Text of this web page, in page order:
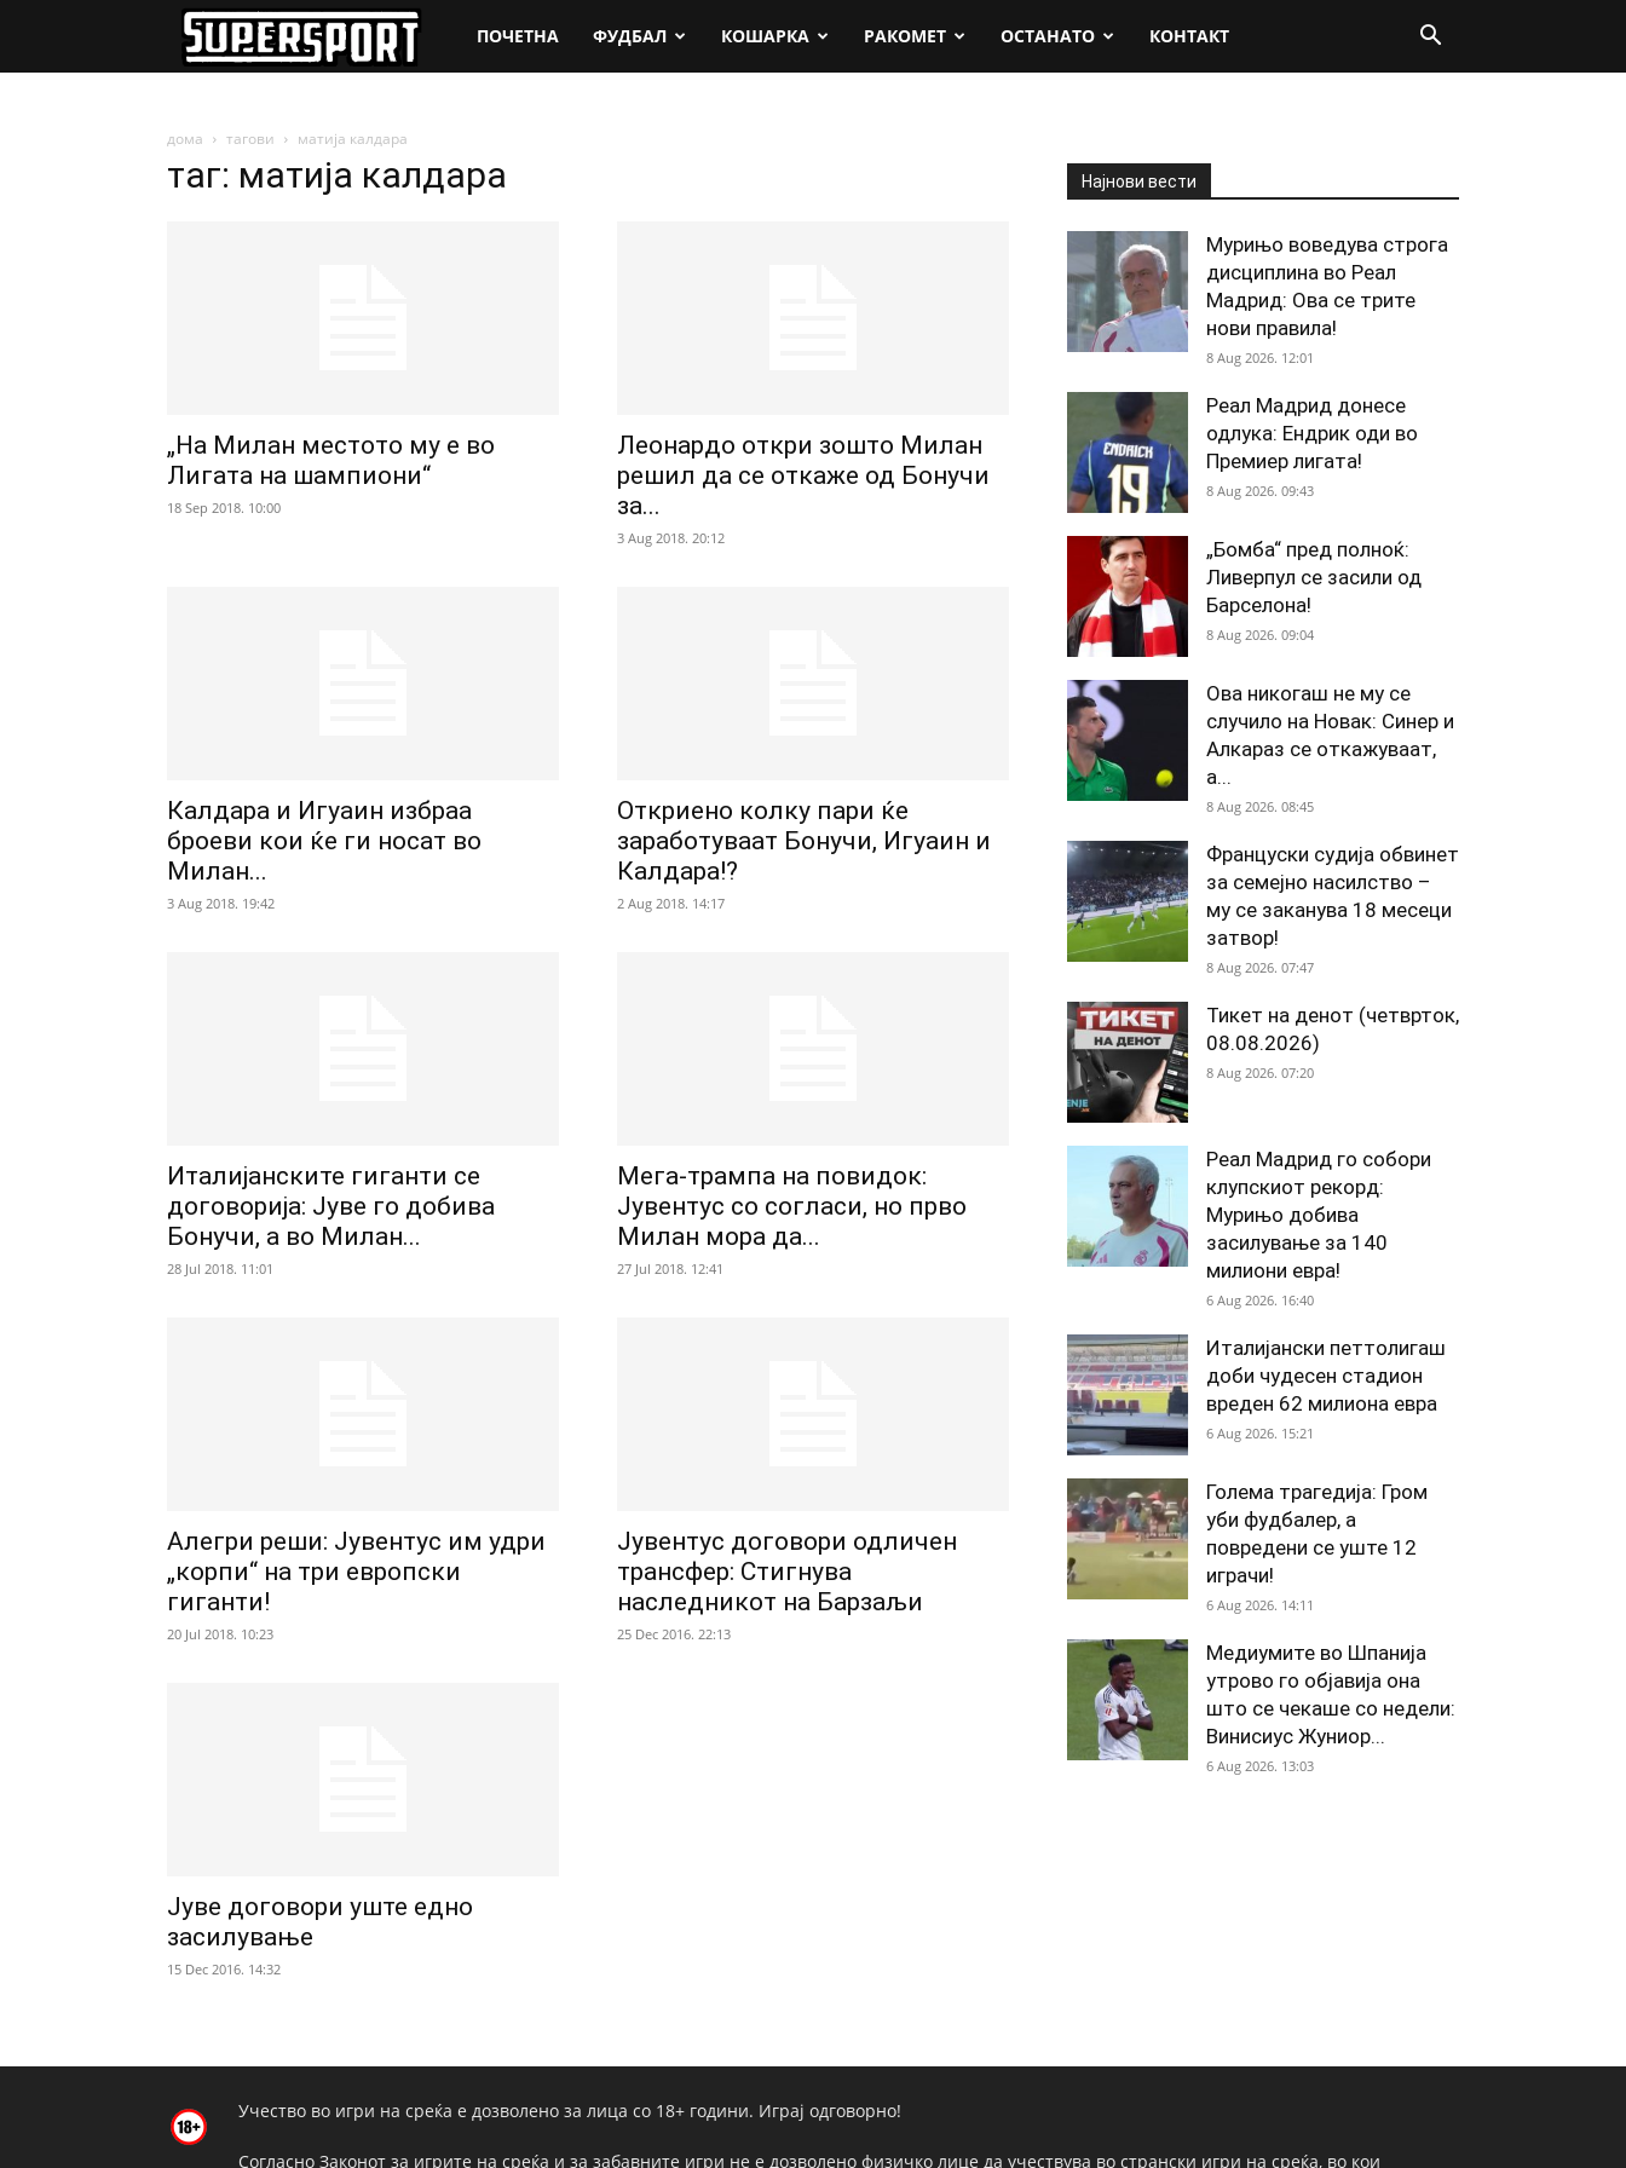
SuperSport.mk
ПОЧЕТНА ФУДБАЛ КОШАРКА РАКОМЕТ ОСТАНАТО КОНТАКТ
дома тагови матија калдара
таг: матија калдара
„На Милан местото му е во
Лигата на шампиони“
18 Sep 2018. 10:00
Леонардо откри зошто Милан
решил да се откаже од Бонучи
за...
3 Aug 2018. 20:12
Калдара и Игуаин избраа
броеви кои ќе ги носат во
Милан...
3 Aug 2018. 19:42
Откриено колку пари ќе
заработуваат Бонучи, Игуаин и
Калдара!?
2 Aug 2018. 14:17
Италијанските гиганти се
договорија: Јуве го добива
Бонучи, а во Милан...
28 Jul 2018. 11:01
Мега-трампа на повидок:
Јувентус со согласи, но прво
Милан мора да...
27 Jul 2018. 12:41
Алегри реши: Јувентус им удри
„корпи“ на три европски
гиганти!
20 Jul 2018. 10:23
Јувентус договори одличен
трансфер: Стигнува
наследникот на Барзаљи
25 Dec 2016. 22:13
Јуве договори уште едно
засилување
15 Dec 2016. 14:32
Најнови вести
Мурињо воведува строга
дисциплина во Реал
Мадрид: Ова се трите
нови правила!
8 Aug 2026. 12:01
Реал Мадрид донесе
одлука: Ендрик оди во
Премиер лигата!
8 Aug 2026. 09:43
„Бомба“ пред полноќ:
Ливерпул се засили од
Барселона!
8 Aug 2026. 09:04
Ова никогаш не му се
случило на Новак: Синер и
Алкараз се откажуваат,
а...
8 Aug 2026. 08:45
Француски судија обвинет
за семејно насилство –
му се заканува 18 месеци
затвор!
8 Aug 2026. 07:47
Тикет на денот (четврток,
08.08.2026)
8 Aug 2026. 07:20
Реал Мадрид го собори
клупскиот рекорд:
Мурињо добива
засилување за 140
милиони евра!
6 Aug 2026. 16:40
Италијански петтолигаш
доби чудесен стадион
вреден 62 милиона евра
6 Aug 2026. 15:21
Голема трагедија: Гром
уби фудбалер, а
повредени се уште 12
играчи!
6 Aug 2026. 14:11
Медиумите во Шпанија
утрово го објавија она
што се чекаше со недели:
Винисиус Жуниор...
6 Aug 2026. 13:03
Учество во игри на среќа е дозволено за лица со 18+ години. Играј одговорно!
Согласно Законот за игрите на среќа и за забавните игри не е дозволено физичко лице да учествува во странски игри на среќа, во кои